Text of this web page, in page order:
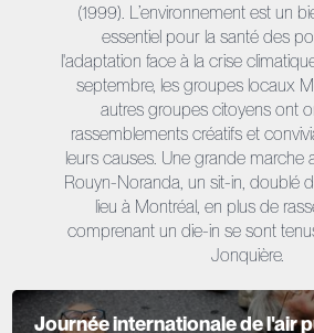
(1999). L’environnement est un
essentiel pour la santé des
l'adaptation face à la crise
septembre, les groupes locaux
autres groupes citoyens ont
rassemblements créatifs et
leurs causes. Une grande marche
Rouyn-Noranda, un sit-in, doublé
lieu à Montréal, en plus de
comprenant un die-in se sont
Jonquière.
Journée internationale de l'air